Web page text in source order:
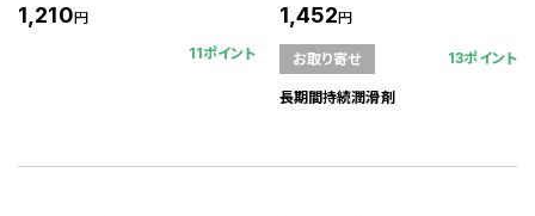
1,210円
11ポイント
1,452円
お取り寄せ 13ポイント
長期間持続潤滑剤